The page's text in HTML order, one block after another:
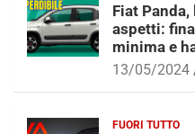
Fiat
aspetti:
minima e
13/05/2024
FUORI TUTTO